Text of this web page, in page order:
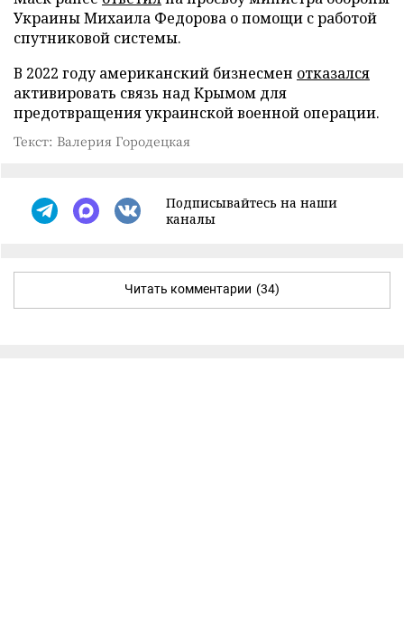
Украины Михаила Федорова о помощи с работой
спутниковой системы.
В 2022 году американский бизнесмен отказался
активировать связь над Крымом для
предотвращения украинской военной операции.
Текст: Валерия Городецкая
Подписывайтесь на наши
каналы
Читать комментарии (34)